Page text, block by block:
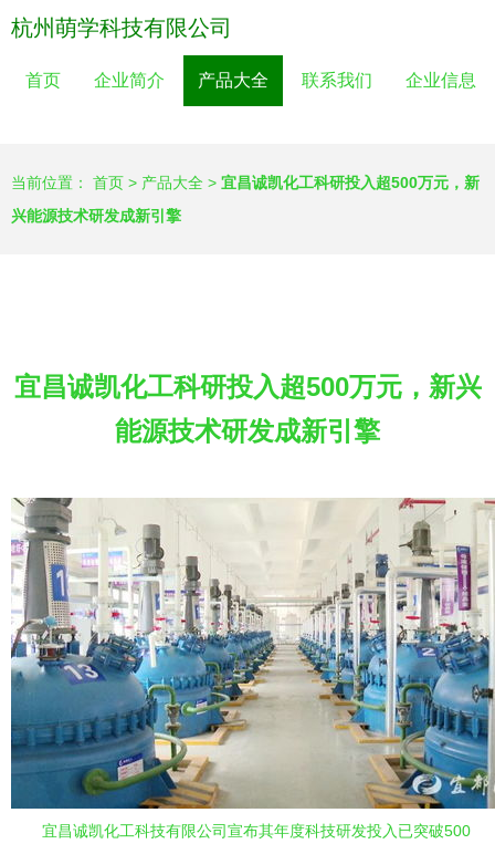
杭州萌学科技有限公司
首页 企业简介 产品大全 联系我们 企业信息
当前位置： 首页 > 产品大全 > 宜昌诚凯化工科研投入超500万元，新
兴能源技术研发成新引擎
宜昌诚凯化工科研投入超500万元，新兴
能源技术研发成新引擎
宜昌诚凯化工科技有限公司宣布其年度科技研发投入已突破500